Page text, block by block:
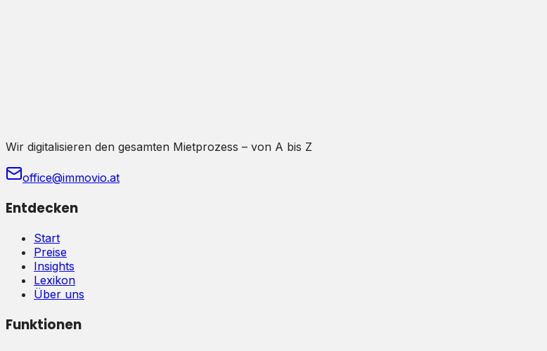
Wir digitalisieren den gesamten Mietprozess – von A bis Z
office@immovio.at
Entdecken
Start
Preise
Insights
Lexikon
Über uns
Funktionen